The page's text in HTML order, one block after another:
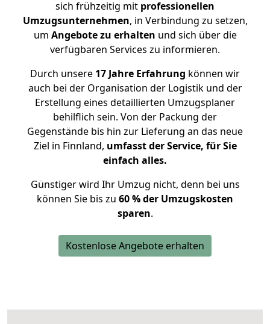
sich frühzeitig mit professionellen
Umzugsunternehmen, in Verbindung zu setzen,
um Angebote zu erhalten und sich über die
verfügbaren Services zu informieren.
Durch unsere 17 Jahre Erfahrung können wir
auch bei der Organisation der Logistik und der
Erstellung eines detaillierten Umzugsplaner
behilflich sein. Von der Packung der
Gegenstände bis hin zur Lieferung an das neue
Ziel in Finnland, umfasst der Service, für Sie
einfach alles.
Günstiger wird Ihr Umzug nicht, denn bei uns
können Sie bis zu 60 % der Umzugskosten
sparen.
Kostenlose Angebote erhalten